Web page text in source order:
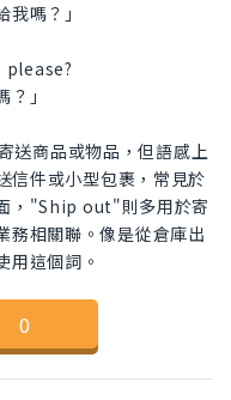
嗎？」
」
商品或物品，但語感上
件或小型包裹，常見於
，"Ship out"則多用於寄
務相關聯。像是從倉庫出
用這個詞。
0